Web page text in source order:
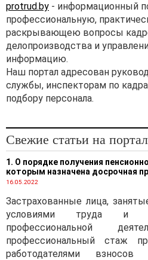
protrud.by - информационный
профессиональную,
раскрывающею вопросы
делопроизводства и
информацию.
Наш портал адресован
службы, инспекторам по
подбору персонала.
Свежие статьи на
1. О порядке получения
которым назначена досрочная
16.05.2022
Застрахованные лица,
условиями труда и
профессиональной
профессиональный стаж
работодателями взносов